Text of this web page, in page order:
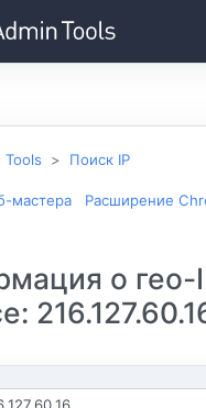
Tools Поиск IP
мастера Расширение
о гео-